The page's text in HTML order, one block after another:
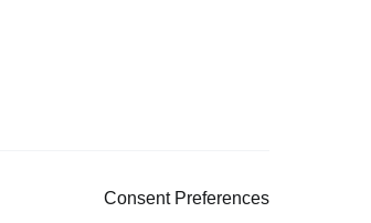
Consent Preferences